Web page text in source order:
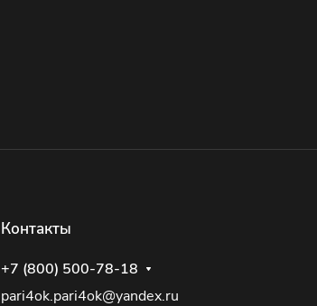
Контакты
+7 (800) 500-78-18
pari4ok.pari4ok@yandex.ru